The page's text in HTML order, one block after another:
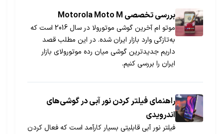
گوشی خود زیاد استفاده می‌کنند.
بررسی تخصصی Motorola Moto M
موتو ام آخرین گوشی موتورولا در سال 2016 است که
به‌تازگی وارد بازار ایران شده. در این مطلب قصد
داریم جدیدترین گوشی میان رده موتورولای بازار
ایران را بررسی کنیم.
راهنمای فیلتر کردن نور آبی در گوشی‌های
اندرویدی
فیلتر نور آبی قابلیتی بسیار کارآمد است که فعال کردن